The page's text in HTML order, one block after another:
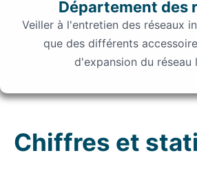
Département des
Veiller à l'entretien des réseaux
que des différents
d'expansion du réseau
Chiffres et